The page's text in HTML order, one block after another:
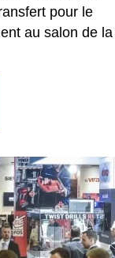
pour le
au salon de la